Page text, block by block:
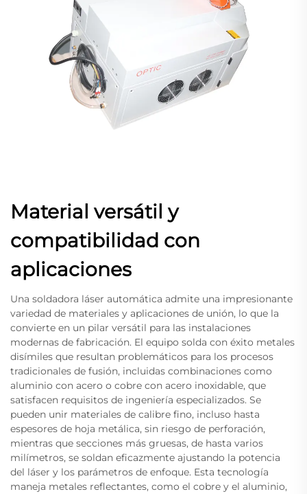
Material versátil y
compatibilidad con
aplicaciones
Una soldadora láser automática admite una impresionante
variedad de materiales y aplicaciones de unión, lo que la
convierte en un pilar versátil para las instalaciones
modernas de fabricación. El equipo solda con éxito metales
disímiles que resultan problemáticos para los procesos
tradicionales de fusión, incluidas combinaciones como
aluminio con acero o cobre con acero inoxidable, que
satisfacen requisitos de ingeniería especializados. Se
pueden unir materiales de calibre fino, incluso hasta
espesores de hoja metálica, sin riesgo de perforación,
mientras que secciones más gruesas, de hasta varios
milímetros, se soldan eficazmente ajustando la potencia
del láser y los parámetros de enfoque. Esta tecnología
maneja metales reflectantes, como el cobre y el aluminio,